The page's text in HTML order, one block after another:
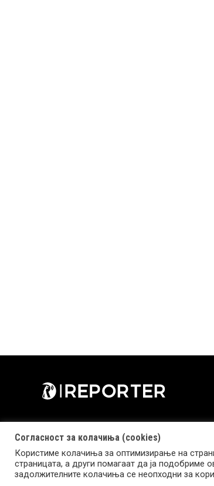
Copyright © 2026 Reporter.mk | Member of Clip
Согласност за колачиња (cookies)
Користиме колачиња за оптимизирање на
страницата, а други помагаат да ја подобриме
задолжителните колачиња се неопходни за